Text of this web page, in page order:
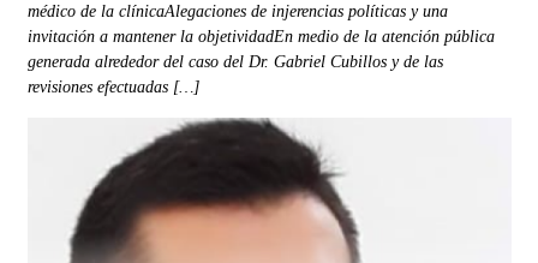
médico de la clínicaAlegaciones de injerencias políticas y una
invitación a mantener la objetividadEn medio de la atención pública
generada alrededor del caso del Dr. Gabriel Cubillos y de las
revisiones efectuadas […]